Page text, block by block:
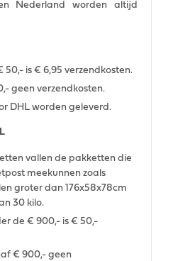
Nederland worden altijd
50,- is € 6,95 verzendkosten.
geen verzendkosten.
DHL worden geleverd.
vallen de pakketten die
meekunnen zoals
groter dan 176x58x78cm
30 kilo.
de € 900,- is € 50,-
€ 900,- geen